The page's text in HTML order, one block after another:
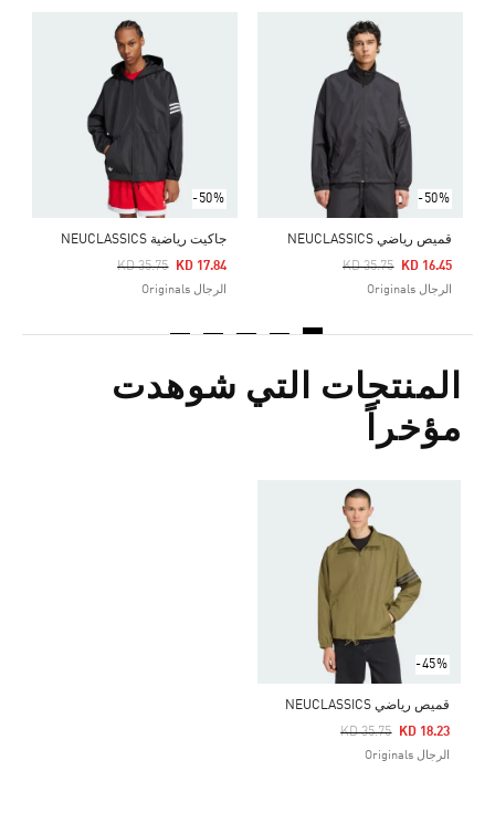
-50%
قميص رياضي NEUCLASSICS
Price Reduced From
KD 35.75
To KD 16.45
الرجال Originals
-50%
جاكيت رياضية NEUCLASSICS
Price Reduced From
KD 35.75
To KD 17.84
الرجال Originals
Price Reduced From
المنتجات التي شوهدت
مؤخراً
-45%
قميص رياضي NEUCLASSICS
Price Reduced From
KD 35.75
To KD 18.23
الرجال Originals